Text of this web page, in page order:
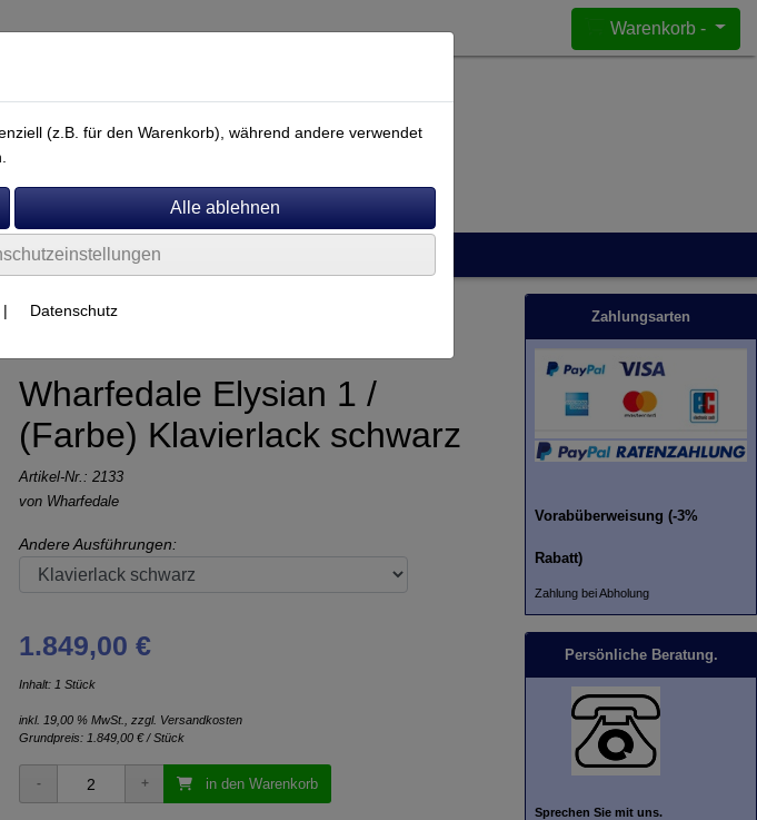
Warenkorb -
Wharfedale Elysian 1 /
(Farbe) Klavierlack schwarz
Artikel-Nr.: 2133
von Wharfedale
Andere Ausführungen:
1.849,00 €
Inhalt: 1 Stück
inkl. 19,00 % MwSt., zzgl. Versandkosten
Grundpreis: 1.849,00 € / Stück
in den Warenkorb
Zahlungsarten
Vorabüberweisung (-3%
Rabatt)
Zahlung bei Abholung
Persönliche Beratung.
Sprechen Sie mit uns.
(z.B. für den Warenkorb), während andere verwendet
| Datenschutz